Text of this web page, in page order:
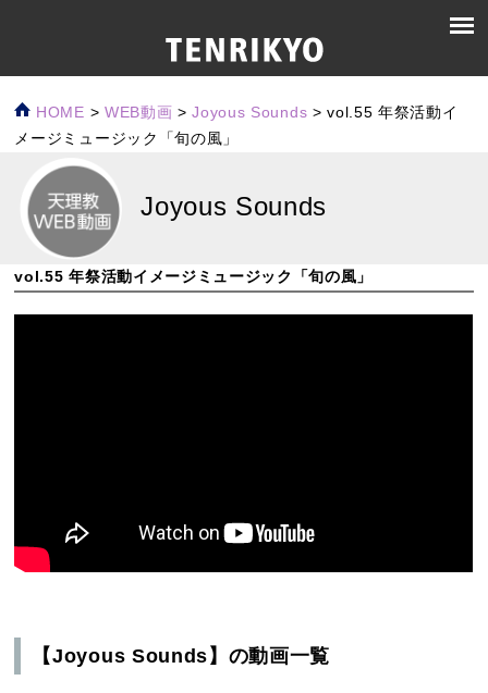
HOME > WEB動画 >Joyous Sounds >vol.55 年祭活動イ
メージミュージック「旬の風」
Joyous Sounds
vol.55 年祭活動イメージミュージック「旬の風」
【Joyous Sounds】の動画一覧